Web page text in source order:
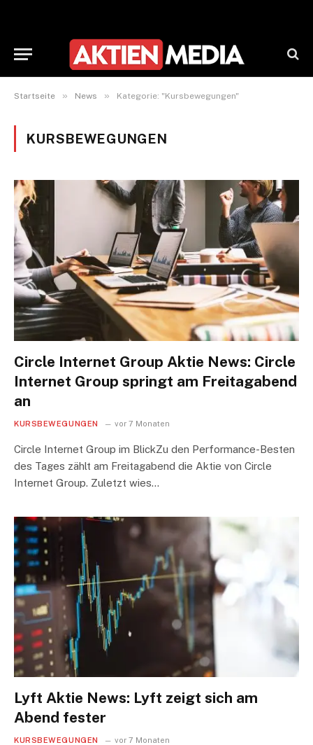
Startseite » News » Kategorie: "Kursbewegungen"
KURSBEWEGUNGEN
Circle Internet Group Aktie News: Circle
Internet Group springt am Freitagabend
an
KURSBEWEGUNGEN vor 7 Monaten
Circle Internet Group im BlickZu den Performance-Besten
des Tages zählt am Freitagabend die Aktie von Circle
Internet Group. Zuletzt wies…
Lyft Aktie News: Lyft zeigt sich am
Abend fester
KURSBEWEGUNGEN vor 7 Monaten